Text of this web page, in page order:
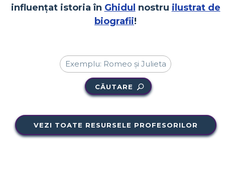
influențat istoria în Ghidul nostru ilustrat de
biografii!
CĂUTARE
VEZI TOATE RESURSELE PROFESORILOR